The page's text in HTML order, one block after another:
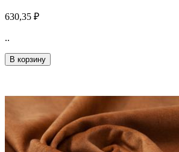
630,35 ₽
..
В корзину